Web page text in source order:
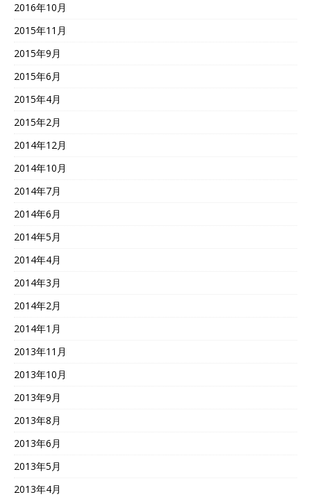
2016年10月
2015年11月
2015年9月
2015年6月
2015年4月
2015年2月
2014年12月
2014年10月
2014年7月
2014年6月
2014年5月
2014年4月
2014年3月
2014年2月
2014年1月
2013年11月
2013年10月
2013年9月
2013年8月
2013年6月
2013年5月
2013年4月